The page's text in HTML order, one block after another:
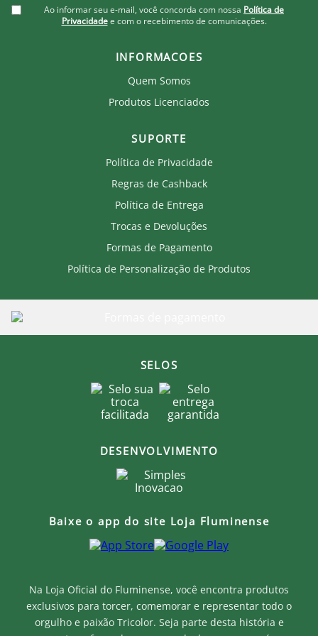
Ao informar seu e-mail, você concorda com nossa Política de
Privacidade e com o recebimento de comunicações.
Na Loja Oficial do Fluminense, você encontra produtos
exclusivos para torcer, comemorar e representar todo o
orgulho e paixão Tricolor. Seja parte desta história e
INFORMACOES
Quem Somos
Produtos Licenciados
SUPORTE
Política de Privacidade
Regras de Cashback
Política de Entrega
Trocas e Devoluções
Formas de Pagamento
Política de Personalização de Produtos
SELOS
DESENVOLVIMENTO
Baixe o app do site Loja Fluminense